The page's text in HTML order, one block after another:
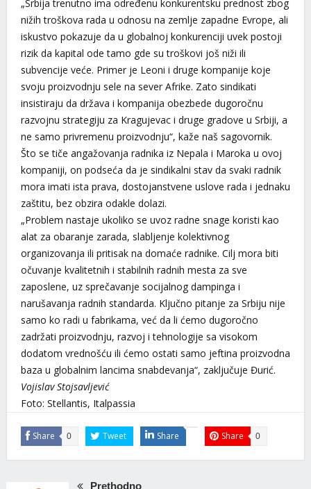
„Srbija trenutno ima određenu konkurentsku prednost zbog
nižih troškova rada u odnosu na zemlje zapadne Evrope, ali
iskustvo pokazuje da u globalnoj konkurenciji uvek postoji
rizik da kapital ode tamo gde su troškovi još niži ili
subvencije veće. Primer je Leoni i druge kompanije koje
svoju proizvodnju sele na sever Afrike. Zato sindikati
insistiraju da država i kompanija obezbede dugoročnu
razvojnu strategiju za Kragujevac i druge gradove u Srbiji, a
ne samo privremenu proizvodnju“, kaže naš sagovornik.
Što se tiče angažovanja radnika iz Nepala i Maroka u ovoj
kompaniji, on podseća da je sindikalni stav da svaki radnik
mora imati ista prava, dostojanstvene uslove rada i jednaku
zaštitu, bez obzira odakle dolazi.
„Problem nastaje ukoliko se uvoz radne snage koristi kao
alat za obaranje zarada, slabljenje kolektivnog
organizovanja ili pritisak na domaće radnike. Cilj mora biti
očuvanje kvalitetnih i stabilnih radnih mesta za sve
zaposlene, uz sprečavanje socijalnog dampinga i
narušavanja radnih standarda. Ključno pitanje za Srbiju nije
samo ko radi u fabrikama, već da li ćemo dugoročno
zadržati proizvodnju, razvoj i tehnologije sa visokom
dodatom vrednošću ili ćemo ostati samo jeftina proizvodna
baza u globalnim lancima snabdevanja“, zaključuje Đurić.
Vojislav Stojsavljević
Foto: Stellantis, Italpassia
Share 0 Tweet Share Share 0
Prethodno